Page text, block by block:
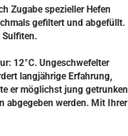
Zugabe spezieller Hefen
gefiltert und abgefüllt.
Sulfiten.
12°C. Ungeschwefelter
langjährige Erfahrung,
er möglichst jung getrunken
abgegeben werden. Mit Ihrer